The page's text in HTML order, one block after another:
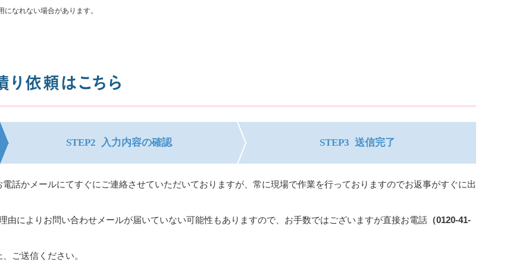
なれない場合があります。
り依頼はこちら
STEP2 入力内容の確認 STEP3 送信完了
話かメールにてすぐにご連絡させていただいておりますが、常に現場で作業を行っておりますのでお返事がすぐに出
によりお問い合わせメールが届いていない可能性もありますので、お手数ではございますが直接お電話 （0120-41-
ご送信ください。